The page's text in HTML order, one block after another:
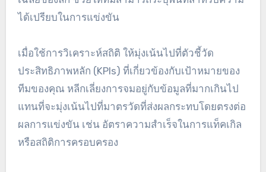
วัดประสิทธิภาพเชิงปริมาณ โดยให้ข้อมูลเชิงลึกเกี่ยว
และ Rugby Analytics ให้สถิติที่ละเอียดซึ่งสามารถ
ช่วยในการตัดสินใจเชิงกลยุทธ์และการเลือกผู้เล่น
แพลตฟอร์มเหล่านี้มักอนุญาตให้เปรียบเทียบกับค่า
เฉลี่ยของลีก ช่วยให้ทีมสามารถระบุพื้นที่สำหรับความ
ได้เปรียบในการแข่งขัน